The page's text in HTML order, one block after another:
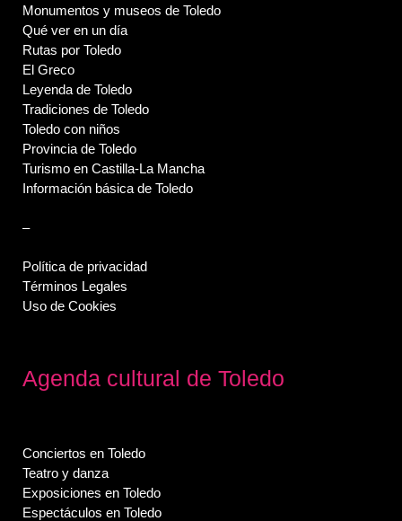
Monumentos y museos de Toledo
Qué ver en un día
Rutas por Toledo
El Greco
Leyenda de Toledo
Tradiciones de Toledo
Toledo con niños
Provincia de Toledo
Turismo en Castilla-La Mancha
Información básica de Toledo
–
Política de privacidad
Términos Legales
Uso de Cookies
Agenda cultural de Toledo
Conciertos en Toledo
Teatro y danza
Exposiciones en Toledo
Espectáculos en Toledo